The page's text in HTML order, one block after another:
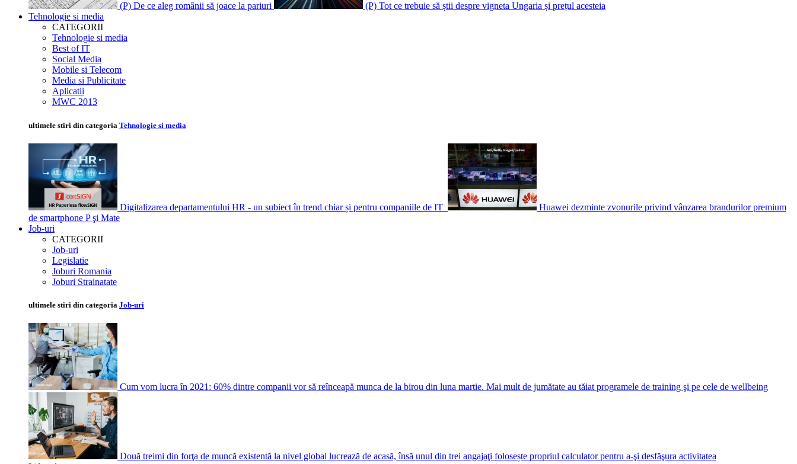
(P) De ce aleg românii să joace la pariuri
(P) Tot ce trebuie să știi despre vigneta Ungaria și prețul acesteia
Tehnologie si media
CATEGORII
Tehnologie si media
Best of IT
Social Media
Mobile si Telecom
Media si Publicitate
Aplicatii
MWC 2013
ultimele stiri din categoria Tehnologie si media
Digitalizarea departamentului HR - un subiect în trend chiar și pentru companiile de IT
Huawei dezminte zvonurile privind vânzarea brandurilor premium
de smartphone P şi Mate
Job-uri
CATEGORII
Job-uri
Legislatie
Joburi Romania
Joburi Strainatate
ultimele stiri din categoria Job-uri
Cum vom lucra în 2021: 60% dintre companii vor să reînceapă munca de la birou din luna martie. Mai mult de jumătate au tăiat programele de training şi pe cele de wellbeing
Două treimi din forţa de muncă existentă la nivel global lucrează de acasă, însă unul din trei angajaţi folosește propriul calculator pentru a-şi desfăşura activitatea